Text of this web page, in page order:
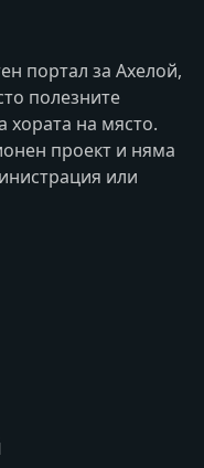
портал за Ахелой,
полезните
хората на място.
проект и няма
или